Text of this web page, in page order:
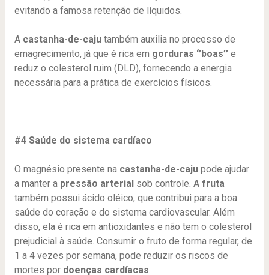
evitando a famosa retenção de líquidos.
Acastanha-de-caju também auxilia no processo de
emagrecimento, já que é rica em gorduras ‘’boas’’e
reduz o colesterol ruim (DLD), fornecendo a energia
necessária para a prática de exercícios físicos.
#4 Saúde do sistema cardíaco
O magnésio presente na castanha-de-cajupode ajudar
a manter a pressão arterialsob controle. A fruta
também possui ácido oléico, que contribui para a boa
saúde do coração e do sistema cardiovascular. Além
disso, ela é rica em antioxidantes e não tem o colesterol
prejudicial à saúde. Consumir o fruto de forma regular, de
1 a 4 vezes por semana, pode reduzir os riscos de
mortes por doenças cardíacas